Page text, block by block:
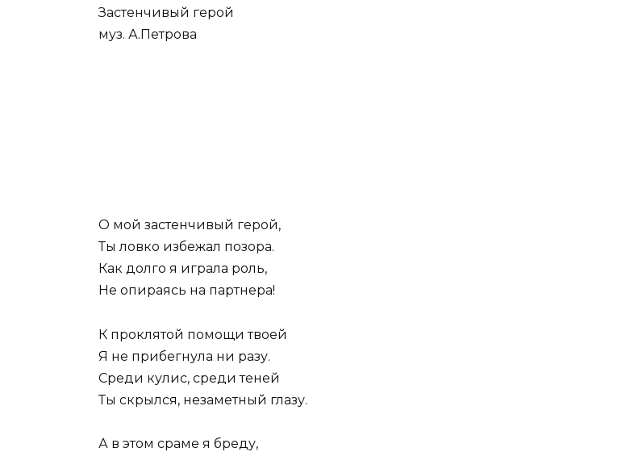
Застенчивый герой
муз. А.Петрова
О мой застенчивый герой,
Ты ловко избежал позора.
Как долго я играла роль,
Не опираясь на партнера!
К проклятой помощи твоей
Я не прибегнула ни разу.
Среди кулис, среди теней
Ты скрылся, незаметный глазу.
А в этом сраме я бреду,